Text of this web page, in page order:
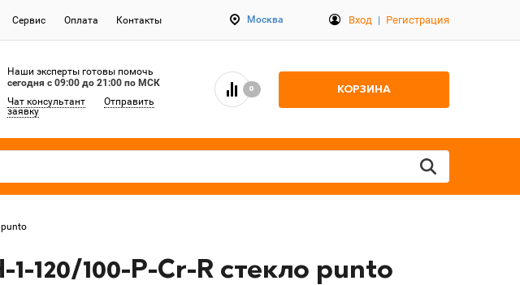
Сервис Оплата Контакты Москва Вход | Регистрация
Наши эксперты готовы помочь
сегодня c 09:00 до 21:00 по МСК
Чат консультант
Отправить
заявку
0 КОРЗИНА
punto
120/100-P-Cr-R стекло punto